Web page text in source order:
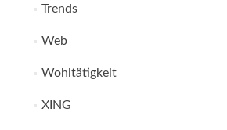
Trends
Web
Wohltätigkeit
XING